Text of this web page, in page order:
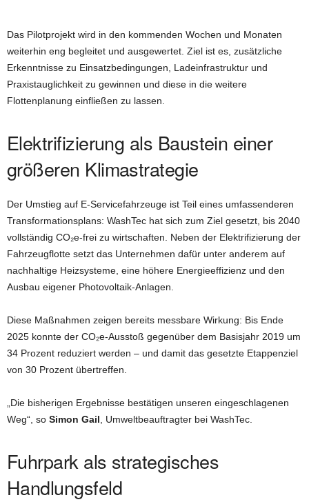
Das Pilotprojekt wird in den kommenden Wochen und Monaten
weiterhin eng begleitet und ausgewertet. Ziel ist es, zusätzliche
Erkenntnisse zu Einsatzbedingungen, Ladeinfrastruktur und
Praxistauglichkeit zu gewinnen und diese in die weitere
Flottenplanung einfließen zu lassen.
Elektrifizierung als Baustein einer
größeren Klimastrategie
Der Umstieg auf E-Servicefahrzeuge ist Teil eines umfassenderen
Transformationsplans: WashTec hat sich zum Ziel gesetzt, bis 2040
vollständig CO₂e-frei zu wirtschaften. Neben der Elektrifizierung der
Fahrzeugflotte setzt das Unternehmen dafür unter anderem auf
nachhaltige Heizsysteme, eine höhere Energieeffizienz und den
Ausbau eigener Photovoltaik-Anlagen.
Diese Maßnahmen zeigen bereits messbare Wirkung: Bis Ende
2025 konnte der CO₂e-Ausstoß gegenüber dem Basisjahr 2019 um
34 Prozent reduziert werden – und damit das gesetzte Etappenziel
von 30 Prozent übertreffen.
„Die bisherigen Ergebnisse bestätigen unseren eingeschlagenen
Weg“, so Simon Gail, Umweltbeauftragter bei WashTec.
Fuhrpark als strategisches
Handlungsfeld